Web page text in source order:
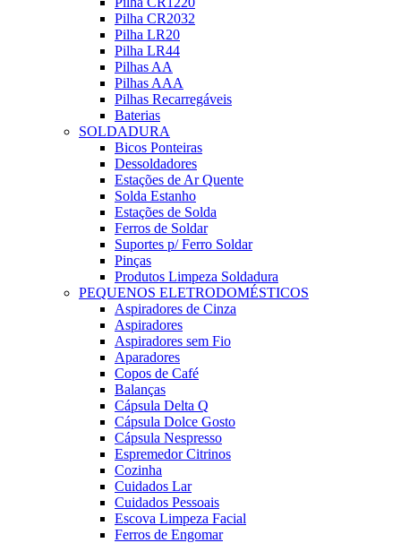
Pilha CR2032
Pilha LR20
Pilha LR44
Pilhas AA
Pilhas AAA
Pilhas Recarregáveis
Baterias
SOLDADURA
Bicos Ponteiras
Dessoldadores
Estações de Ar Quente
Solda Estanho
Estações de Solda
Ferros de Soldar
Suportes p/ Ferro Soldar
Pinças
Produtos Limpeza Soldadura
PEQUENOS ELETRODOMÉSTICOS
Aspiradores de Cinza
Aspiradores
Aspiradores sem Fio
Aparadores
Copos de Café
Balanças
Cápsula Delta Q
Cápsula Dolce Gosto
Cápsula Nespresso
Espremedor Citrinos
Cozinha
Cuidados Lar
Cuidados Pessoais
Escova Limpeza Facial
Ferros de Engomar